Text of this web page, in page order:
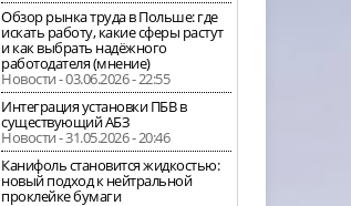
Обзор рынка труда в Польше: где
искать работу, какие сферы растут
и как выбрать надёжного
работодателя (мнение)
Новости - 03.06.2026 - 22:55
Интеграция установки ПБВ в
существующий АБЗ
Новости - 31.05.2026 - 20:46
Канифоль становится жидкостью:
новый подход к нейтральной
проклейке бумаги